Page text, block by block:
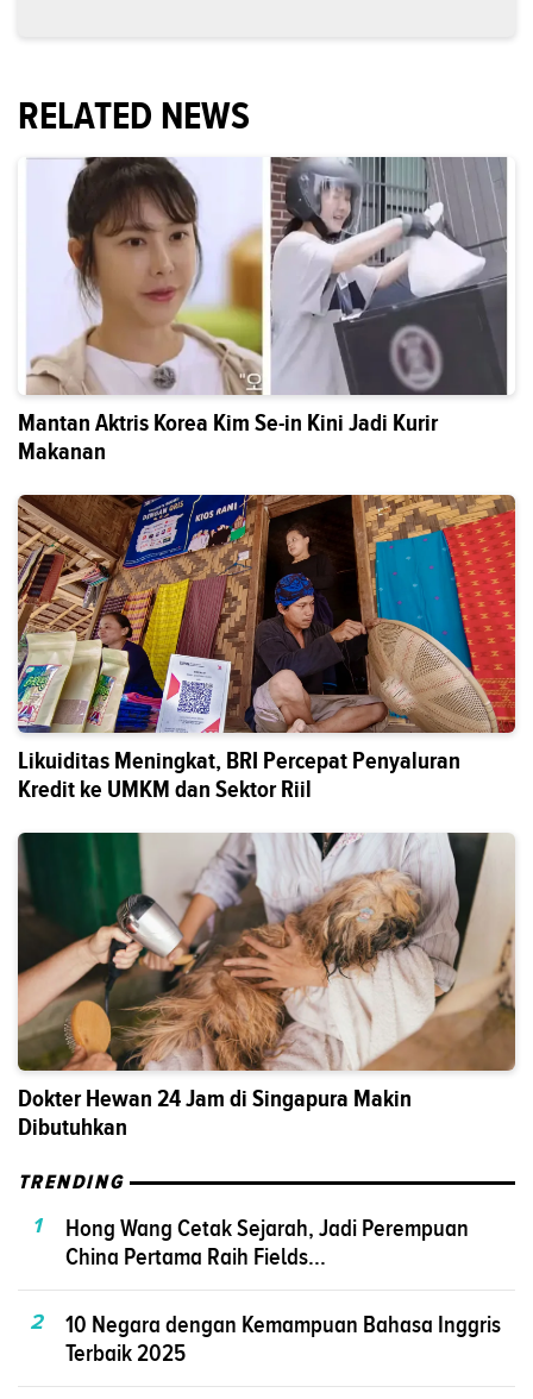
RELATED NEWS
Mantan Aktris Korea Kim Se-in Kini Jadi Kurir
Makanan
Likuiditas Meningkat, BRI Percepat Penyaluran
Kredit ke UMKM dan Sektor Riil
Dokter Hewan 24 Jam di Singapura Makin
Dibutuhkan
TRENDING
1
Hong Wang Cetak Sejarah, Jadi Perempuan
China Pertama Raih Fields...
2
10 Negara dengan Kemampuan Bahasa Inggris
Terbaik 2025